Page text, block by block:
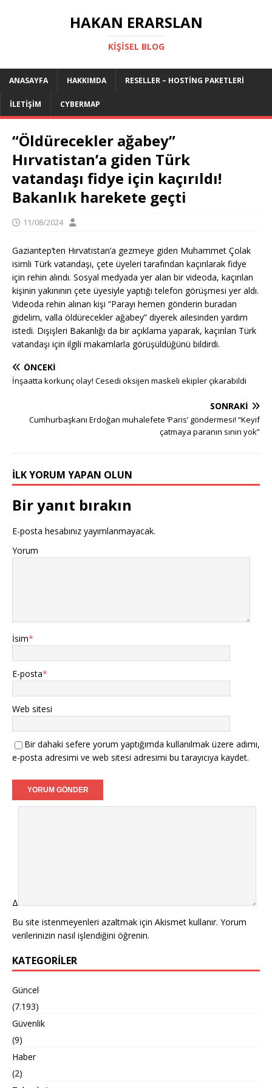
HAKAN ERARSLAN
KIŞISEL BLOG
ANASAYFA HAKKIMDA RESELLER – HOSTING PAKETLERI
İLETIŞIM CYBERMAP
“Öldürecekler ağabey”
Hırvatistan’a giden Türk
vatandaşı fidye için kaçırıldı!
Bakanlık harekete geçti
11/08/2024
Gaziantep’ten Hırvatistan’a gezmeye giden Muhammet Çolak
isimli Türk vatandaşı, çete üyeleri tarafından kaçırılarak fidye
için rehin alındı. Sosyal medyada yer alan bir videoda, kaçırılan
kişinin yakınının çete üyesiyle yaptığı telefon görüşmesi yer aldı.
Videoda rehin alınan kişi “Parayı hemen gönderin buradan
gidelim, valla öldürecekler ağabey” diyerek ailesinden yardım
istedi. Dışişleri Bakanlığı da bir açıklama yaparak, kaçırılan Türk
vatandaşı için ilgili makamlarla görüşüldüğünü bildirdi.
ÖNCEKI
İnşaatta korkunç olay! Cesedi oksijen maskeli ekipler çıkarabildi
SONRAKI
Cumhurbaşkanı Erdoğan muhalefete ‘Paris’ göndermesi! “Keyif
çatmaya paranın sınırı yok”
İLK YORUM YAPAN OLUN
Bir yanıt bırakın
E-posta hesabınız yayımlanmayacak.
Yorum
İsim*
E-posta*
Web sitesi
Bir dahaki sefere yorum yaptığımda kullanılmak üzere adımı,
e-posta adresimi ve web sitesi adresimi bu tarayıcıya kaydet.
Δ
Bu site istenmeyenleri azaltmak için Akismet kullanır. Yorum
verilerinizin nasıl işlendiğini öğrenin.
KATEGORILER
Güncel
(7.193)
Güvenlik
(9)
Haber
(2)